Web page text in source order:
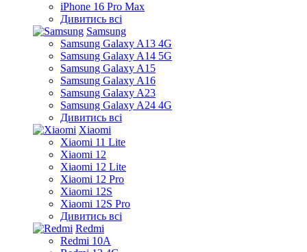
iPhone 16 Pro Max
Дивитись всі
Samsung
Samsung Galaxy A13 4G
Samsung Galaxy A14 5G
Samsung Galaxy A15
Samsung Galaxy A16
Samsung Galaxy A23
Samsung Galaxy A24 4G
Дивитись всі
Xiaomi
Xiaomi 11 Lite
Xiaomi 12
Xiaomi 12 Lite
Xiaomi 12 Pro
Xiaomi 12S
Xiaomi 12S Pro
Дивитись всі
Redmi
Redmi 10A